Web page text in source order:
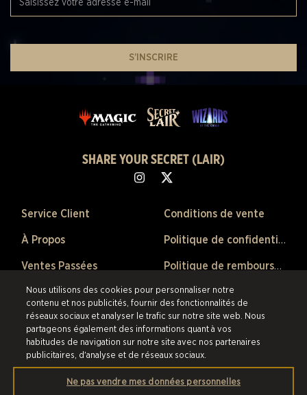
S’INSCRIRE
SHARE YOUR SECRET (LAIR)
Service Client
À Propos
Ventes Passées
Préférences de Cookies
Conditions de vente
Politique de confidentialité
Politique de remboursement
©2026 Scalefast Inc. (faisant affaire sous le nom de ESW). Tous droits
réservés. Les marques citées sont la propriété de leurs détenteurs respectifs
aux États-Unis et dans les autres pays. Scalefast Inc. (faisant affaire sous le
nom de ESW) est le revendeur et marchand agréé pour les produits et
services proposés au sein de cette boutique en ligne.
Nous utilisons des cookies pour personnaliser notre
contenu et nos publicités, fournir des fonctionnalités de
réseaux sociaux et analyser le trafic sur notre site web. Nous
partageons également des informations quant à vos
habitudes de navigation sur notre site avec nos partenaires
publicitaires, d'analyse et de réseaux sociaux.
Ne pas vendre mes données personnelles